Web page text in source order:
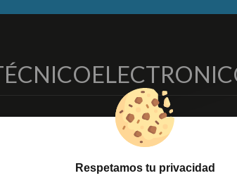
y Devoluciones
DELEGACIONES
Écija - Sevilla
Av. Plaza de Toros.
Respetamos tu privacidad